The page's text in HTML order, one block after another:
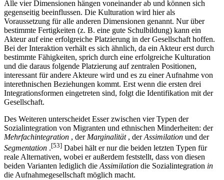
Alle vier Dimensionen hängen voneinander ab und können sich
gegenseitig beeinflussen. Die Kulturation wird hier als
Voraussetzung für alle anderen Dimensionen genannt. Nur über
bestimmte Fertigkeiten (z. B. eine gute Schulbildung) kann ein
Akteur auf eine erfolgreiche Platzierung in der Gesellschaft hoffen.
Bei der Interaktion verhält es sich ähnlich, da ein Akteur erst durch
bestimmte Fähigkeiten, sprich durch eine erfolgreiche Kulturation
und die daraus folgende Platzierung auf zentralen Positionen,
interessant für andere Akteure wird und es zu einer Aufnahme von
interethnischen Beziehungen kommt. Erst wenn die ersten drei
Integrationsformen eingetreten sind, folgt die Identifikation mit der
Des Weiteren unterscheidet Esser zwischen vier Typen der
Sozialintegration von Migranten und ethnischen Minderheiten: der
Mehrfachintegration, derMarginalität, derAssimilationund der
Segmentation.[53] Dabei hält er nur die beiden letzten Typen für
reale Alternativen, wobei er außerdem feststellt, dass von diesen
beiden Varianten lediglich dieAssimilation